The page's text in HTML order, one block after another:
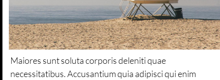
Maiores sunt soluta corporis deleniti quae
necessitatibus. Accusantium quia adipisci qui enim